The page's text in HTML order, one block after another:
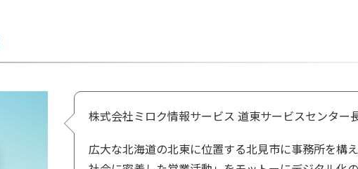
株式会社ミロク情報サービス 道東サービスセンター
広大な北海道の北東に位置する北見市に事務所を構